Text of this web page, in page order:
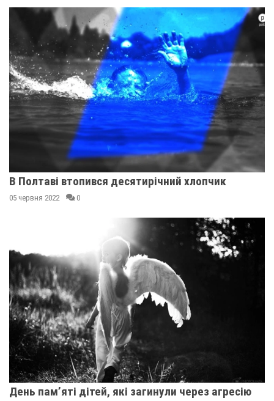
В Полтаві втопився десятирічний хлопчик
05 червня 2022 0
День пам’яті дітей, які загинули через агресію